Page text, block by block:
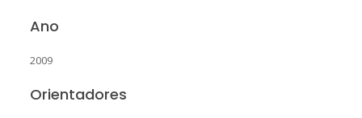
Ano
2009
Orientadores